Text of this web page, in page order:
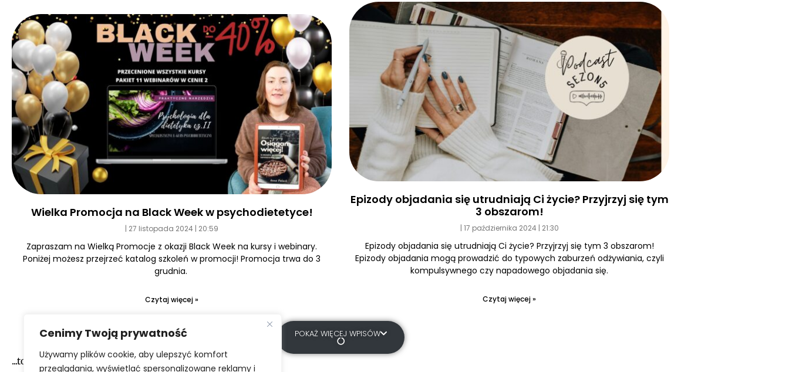
Cenimy Twoją prywatność
Używamy plików cookie, aby ulepszyć komfort
przeglądania, wyświetlać spersonalizowane reklamy i
Wielka Promocja na Black Week w psychodietetyce!
27 listopada 2024 20:59
Zapraszam na Wielką Promocje z okazji Black Week na kursy i webinary.
Poniżej możesz przejrzeć katalog szkoleń w promocji! Promocja trwa do 3
grudnia.
Czytaj więcej »
Epizody objadania się utrudniają Ci życie? Przyjrzyj się tym
3 obszarom!
17 października 2024 21:30
Epizody objadania się utrudniają Ci życie? Przyjrzyj się tym 3 obszarom!
Epizody objadania mogą prowadzić do typowych zaburzeń odżywiania, czyli
kompulsywnego czy napadowego objadania się.
Czytaj więcej »
POKAŻ WIĘCEJ WPISÓW
...to narazie wszystko :-)